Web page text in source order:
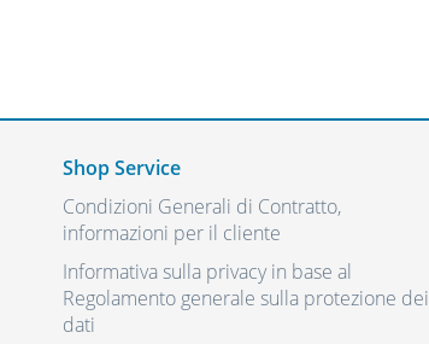
Shop Service
Condizioni Generali di Contratto,
informazioni per il cliente
Informativa sulla privacy in base al
Regolamento generale sulla protezione dei
dati